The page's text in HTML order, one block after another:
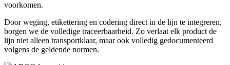
voorkomen.
Door weging, etikettering en codering direct in de lijn te integreren,
borgen we de volledige traceerbaarheid. Zo verlaat elk product de
lijn niet alleen transportklaar, maar ook volledig gedocumenteerd
volgens de geldende normen.